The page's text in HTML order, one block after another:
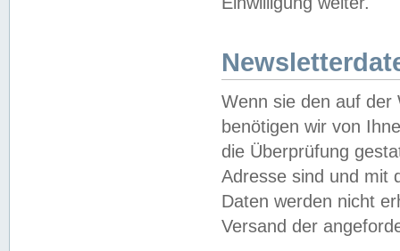
Wenn sie den auf der
benötigen wir von
die Überprüfung
Adresse sind und mit
Daten werden nicht
Versand der